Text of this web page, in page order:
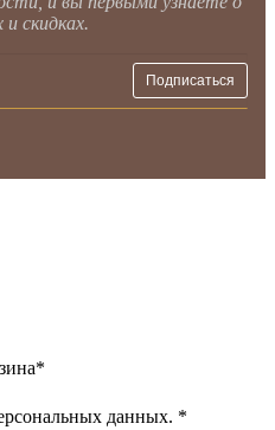
и скидках.
*
данных. *